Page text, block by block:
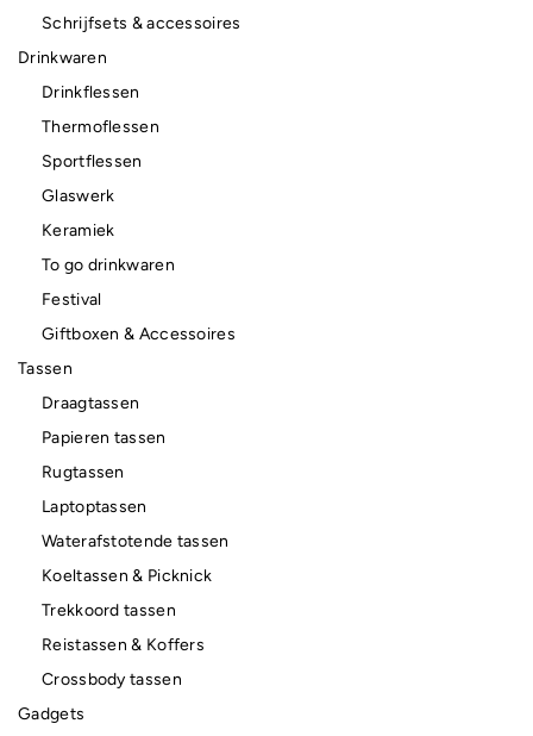
Schrijfsets & accessoires
Drinkwaren
Drinkflessen
Thermoflessen
Sportflessen
Glaswerk
Keramiek
To go drinkwaren
Festival
Giftboxen & Accessoires
Tassen
Draagtassen
Papieren tassen
Rugtassen
Laptoptassen
Waterafstotende tassen
Koeltassen & Picknick
Trekkoord tassen
Reistassen & Koffers
Crossbody tassen
Gadgets